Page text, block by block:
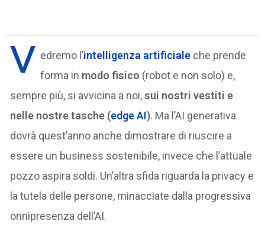
V edremo l’intelligenza artificiale che prende
forma in modo fisico (robot e non solo) e,
sempre più, si avvicina a noi,sui nostri vestiti e
nelle nostre tasche (edge AI). Ma l’AI generativa
dovrà quest’anno anche dimostrare di riuscire a
essere un business sostenibile, invece che l’attuale
pozzo aspira soldi. Un’altra sfida riguarda la privacy e
la tutela delle persone, minacciate dalla progressiva
onnipresenza dell’AI.